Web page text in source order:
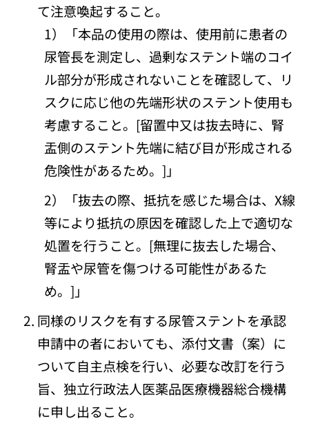
て注意喚起すること。
1）「本品の使用の際は、使用前に患者の
尿管長を測定し、過剰なステント端のコイ
ル部分が形成されないことを確認して、リ
スクに応じ他の先端形状のステント使用も
考慮すること。[留置中又は抜去時に、腎
盂側のステント先端に結び目が形成される
危険性があるため。]」
2）「抜去の際、抵抗を感じた場合は、X線
等により抵抗の原因を確認した上で適切な
処置を行うこと。[無理に抜去した場合、
腎盂や尿管を傷つける可能性があるた
め。]」
同様のリスクを有する尿管ステントを承認
申請中の者においても、添付文書（案）に
ついて自主点検を行い、必要な改訂を行う
旨、独立行政法人医薬品医療機器総合機構
に申し出ること。